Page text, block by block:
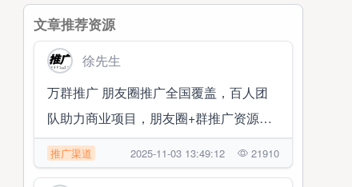
文章推荐资源
徐先生
万群推广 朋友圈推广全国覆盖，百人团
队助力商业项目，朋友圈+群推广资源对
接合作
推广渠道 2025-11-03 13:49:12 21910